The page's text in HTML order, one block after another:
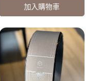
晷瑜珈輪-白色燙金白框版
32.5cm(Gen II第二代)
加入購物車